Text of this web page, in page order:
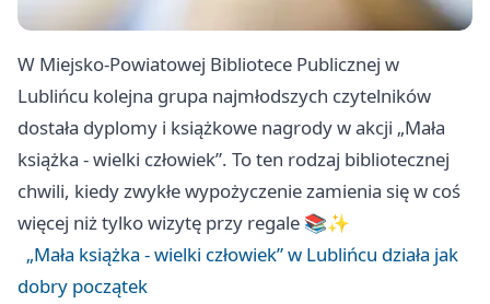
W Miejsko-Powiatowej Bibliotece Publicznej w
Lublińcu kolejna grupa najmłodszych czytelników
dostała dyplomy i książkowe nagrody w akcji „Mała
książka - wielki człowiek”. To ten rodzaj bibliotecznej
chwili, kiedy zwykłe wypożyczenie zamienia się w coś
więcej niż tylko wizytę przy regale 📚✨
„Mała książka - wielki człowiek” w Lublińcu działa jak
dobry początek